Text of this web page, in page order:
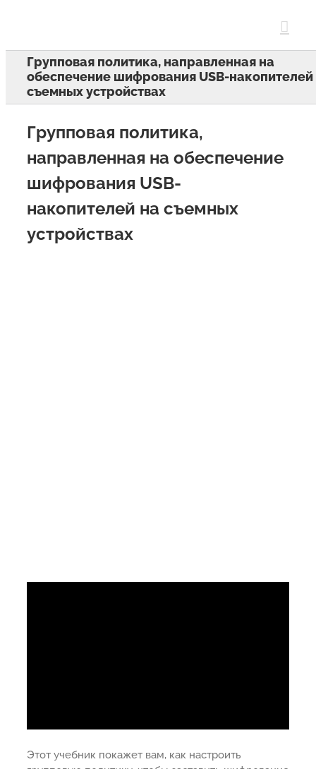
Групповая политика, направленная на
обеспечение шифрования USB-накопителей
съемных устройствах
Групповая политика,
направленная на обеспечение
шифрования USB-
накопителей на съемных
устройствах
Этот учебник покажет вам, как настроить